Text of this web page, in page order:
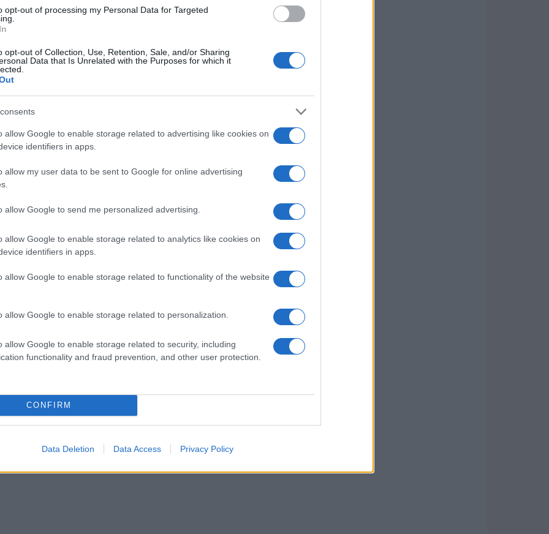
opt-out of processing my Personal Data for Targeted
opt-out of Collection, Use, Retention, Sale, and/or Sharing
Data that Is Unrelated with the Purposes for which it
allow Google to enable storage related to advertising like cookies on
identifiers in apps.
allow my user data to be sent to Google for online advertising
allow Google to send me personalized advertising.
allow Google to enable storage related to analytics like cookies on
identifiers in apps.
allow Google to enable storage related to functionality of the website
allow Google to enable storage related to personalization.
allow Google to enable storage related to security, including
functionality and fraud prevention, and other user protection.
CONFIRM
Data Deletion Data Access Privacy Policy
rigide. Il pareo sta bene sia su“lui”
presta a numerose interpretazioni pratiche e
Di seguito, cinque scelte concrete per
per raggiungere il bar o il ristorante sulla
da viaggio
che vale il posto in valigia: occupa poco
Puoi usarlo come gonna a portafoglio,
foulard oversize. Le varianti in spugna
anche come asciugamano improvvisato, e
restano tra i più richiesti.
ilfast fashion
daH&M intorno a 12,90 euro
. Aggiungi
un outfit che si trasforma in un